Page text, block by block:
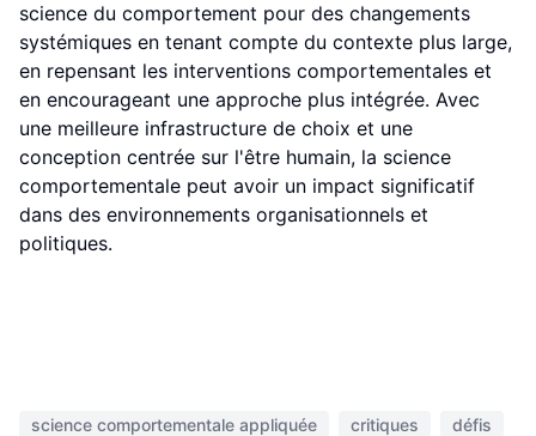
science du comportement pour des changements
systémiques en tenant compte du contexte plus large,
en repensant les interventions comportementales et
en encourageant une approche plus intégrée. Avec
une meilleure infrastructure de choix et une
conception centrée sur l'être humain, la science
comportementale peut avoir un impact significatif
dans des environnements organisationnels et
politiques.
science comportementale appliquée critiques
défis